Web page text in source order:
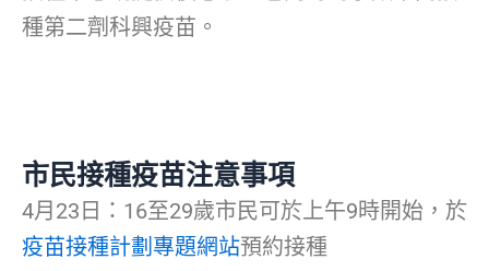
種第二劑科興疫苗。
市民接種疫苗注意事項
4月23日：16至29歲市民可於上午9時開始，於
疫苗接種計劃專題網站預約接種